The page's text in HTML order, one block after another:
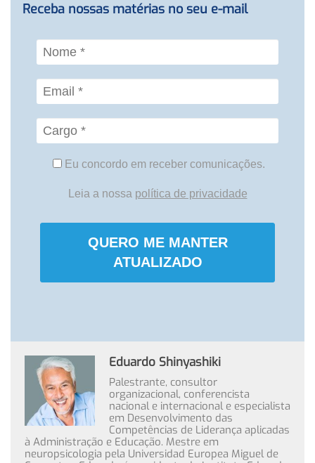
Receba nossas matérias no seu e-mail
Eu concordo em receber comunicações.
Leia a nossa política de privacidade
QUERO ME MANTER
ATUALIZADO
Eduardo Shinyashiki
Palestrante, consultor
organizacional, conferencista
nacional e internacional e especialista
em Desenvolvimento das
Competências de Liderança aplicadas
à Administração e Educação. Mestre em
neuropsicologia pela Universidad Europea Miguel de